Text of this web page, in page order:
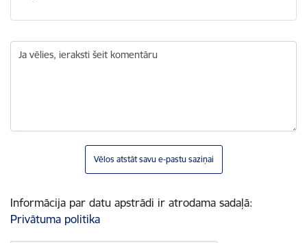
Ja vēlies, ieraksti šeit komentāru
Vēlos atstāt savu e-pastu saziņai
Informācija par datu apstrādi ir atrodama sadaļā:
Privātuma politika